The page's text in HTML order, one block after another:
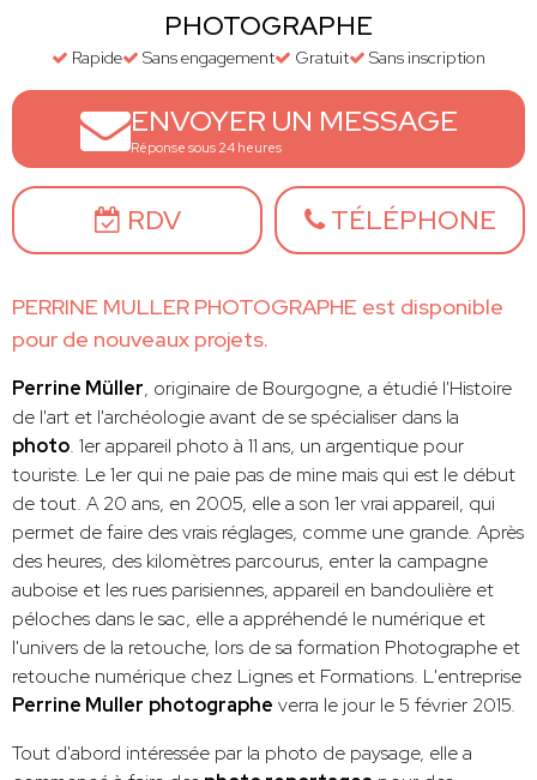
PHOTOGRAPHE
Rapide Sans engagement Gratuit Sans inscription
ENVOYER UN MESSAGE
Réponse sous 24 heures
RDV TÉLÉPHONE
PERRINE MULLER PHOTOGRAPHE est disponible
pour de nouveaux projets.
Perrine Müller, originaire de Bourgogne, a étudié l'Histoire
de l'art et l'archéologie avant de se spécialiser dans la
photo. 1er appareil photo à 11 ans, un argentique pour
touriste. Le 1er qui ne paie pas de mine mais qui est le début
de tout. A 20 ans, en 2005, elle a son 1er vrai appareil, qui
permet de faire des vrais réglages, comme une grande. Après
des heures, des kilomètres parcourus, enter la campagne
auboise et les rues parisiennes, appareil en bandoulière et
péloches dans le sac, elle a appréhendé le numérique et
l'univers de la retouche, lors de sa formation Photographe et
retouche numérique chez Lignes et Formations. L'entreprise
Perrine Muller photographe verra le jour le 5 février 2015.
Tout d'abord intéressée par la photo de paysage, elle a